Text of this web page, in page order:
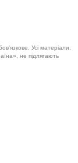
Усі матеріали,
не підлягають